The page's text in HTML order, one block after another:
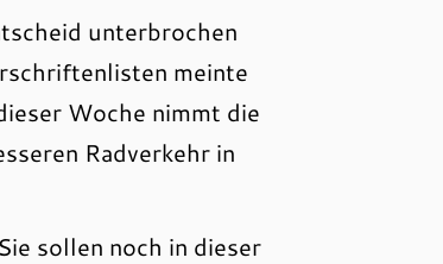
unterbrochen
meinte
Woche nimmt die
Radverkehr in
sollen noch in dieser